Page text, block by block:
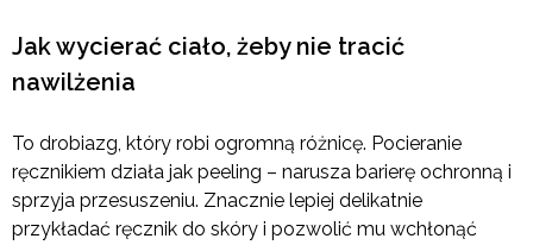
Jak wycierać ciało, żeby nie tracić
nawilżenia
To drobiazg, który robi ogromną różnicę. Pocieranie
ręcznikiem działa jak peeling – narusza barierę ochronną i
sprzyja przesuszeniu. Znacznie lepiej delikatnie
przykładać ręcznik do skóry i pozwolić mu wchłonąć